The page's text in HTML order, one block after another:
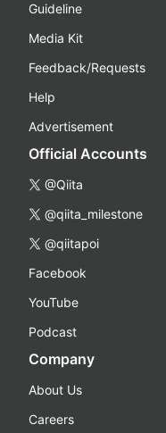
Guideline
Media Kit
Feedback/Requests
Help
Advertisement
Official Accounts
@Qiita
@qiita_milestone
@qiitapoi
Facebook
YouTube
Podcast
Company
About Us
Careers